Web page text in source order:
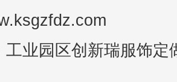
工业园区创新瑞服饰定